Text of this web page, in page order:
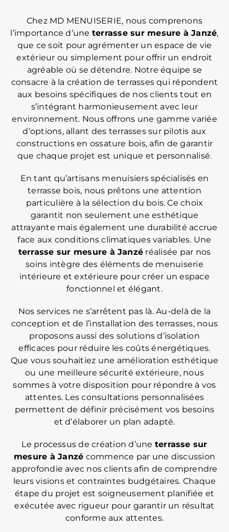
Chez MD MENUISERIE, nous comprenons
l’importance d’une terrasse sur mesure à Janzé,
que ce soit pour agrémenter un espace de vie
extérieur ou simplement pour offrir un endroit
agréable où se détendre. Notre équipe se
consacre à la création de terrasses qui répondent
aux besoins spécifiques de nos clients tout en
s’intégrant harmonieusement avec leur
environnement. Nous offrons une gamme variée
d’options, allant des terrasses sur pilotis aux
constructions en ossature bois, afin de garantir
que chaque projet est unique et personnalisé.
En tant qu’artisans menuisiers spécialisés en
terrasse bois, nous prêtons une attention
particulière à la sélection du bois. Ce choix
garantit non seulement une esthétique
attrayante mais également une durabilité accrue
face aux conditions climatiques variables. Une
terrasse sur mesure à Janzé réalisée par nos
soins intègre des éléments de menuiserie
intérieure et extérieure pour créer un espace
fonctionnel et élégant.
Nos services ne s’arrêtent pas là. Au-delà de la
conception et de l’installation des terrasses, nous
proposons aussi des solutions d’isolation
efficaces pour réduire les coûts énergétiques.
Que vous souhaitiez une amélioration esthétique
ou une meilleure sécurité extérieure, nous
sommes à votre disposition pour répondre à vos
attentes. Les consultations personnalisées
permettent de définir précisément vos besoins
et d’élaborer un plan adapté.
Le processus de création d’une terrasse sur
mesure à Janzé commence par une discussion
approfondie avec nos clients afin de comprendre
leurs visions et contraintes budgétaires. Chaque
étape du projet est soigneusement planifiée et
exécutée avec rigueur pour garantir un résultat
conforme aux attentes.